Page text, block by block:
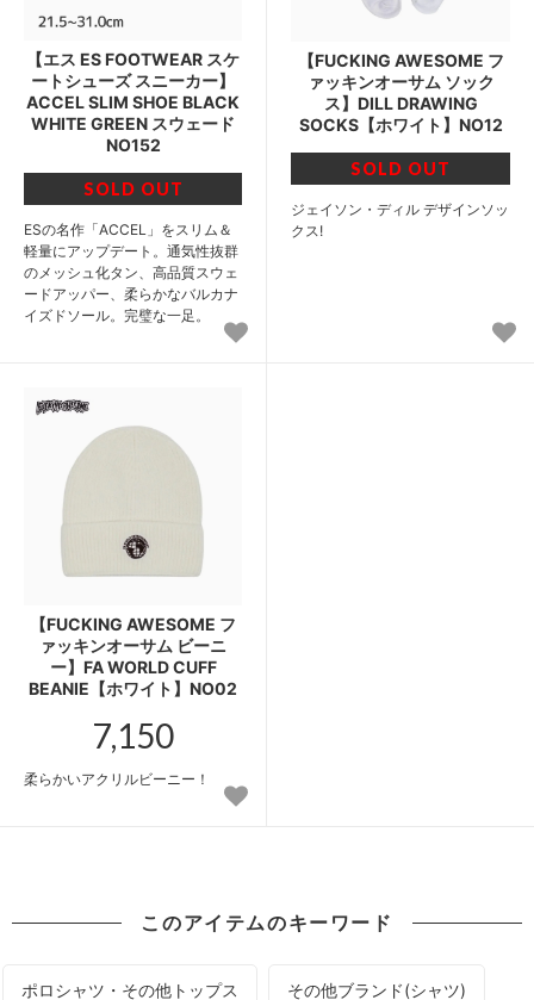
【エス ES FOOTWEAR スケ
ートシューズ スニーカー】
ACCEL SLIM SHOE BLACK
WHITE GREEN スウェード
NO152
SOLD OUT
ESの名作「ACCEL」をスリム＆
軽量にアップデート。通気性抜群
のメッシュ化タン、高品質スウェ
ードアッパー、柔らかなバルカナ
イズドソール。完璧な一足。
【FUCKING AWESOME フ
ァッキンオーサム ソック
ス】DILL DRAWING
SOCKS【ホワイト】NO12
SOLD OUT
ジェイソン・ディル デザインソッ
クス!
【FUCKING AWESOME フ
ァッキンオーサム ビーニ
ー】FA WORLD CUFF
BEANIE【ホワイト】NO02
7,150
柔らかいアクリルビーニー！
このアイテムのキーワード
ポロシャツ・その他トップス その他ブランド(シャツ)